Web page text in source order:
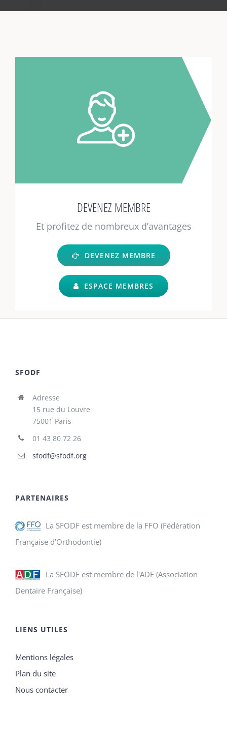
DEVENEZ MEMBRE
Et profitez de nombreux d’avantages
DEVENEZ MEMBRE
ESPACE MEMBRES
SFODF
Adresse
15 rue du Louvre
75001 Paris
01 43 80 72 26
sfodf@sfodf.org
PARTENAIRES
La SFODF est membre de la FFO (Fédération
Française d’Orthodontie)
La SFODF est membre de l'ADF (Association
Dentaire Française)
LIENS UTILES
Mentions légales
Plan du site
Nous contacter